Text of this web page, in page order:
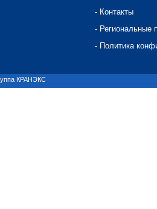
- Контакты
- Региональные
- Политика
КРАНЭКС